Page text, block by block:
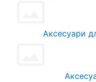
Аксесуари